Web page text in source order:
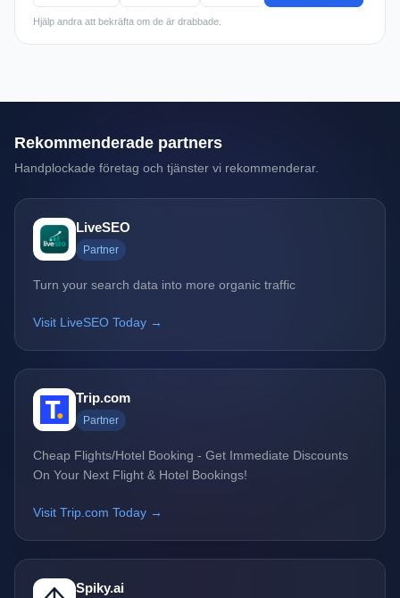
Hjälp andra att bekräfta om de är drabbade.
Rekommenderade partners
Handplockade företag och tjänster vi rekommenderar.
LiveSEO
Partner
Turn your search data into more organic traffic
Visit LiveSEO Today →
Trip.com
Partner
Cheap Flights/Hotel Booking - Get Immediate Discounts
On Your Next Flight & Hotel Bookings!
Visit Trip.com Today →
Spiky.ai